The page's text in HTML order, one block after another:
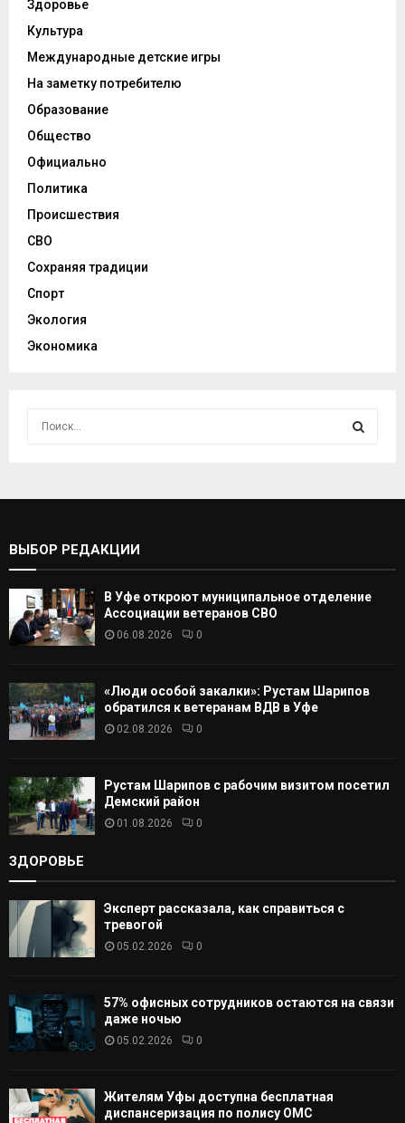
Здоровье
Культура
Международные детские игры
На заметку потребителю
Образование
Общество
Официально
Политика
Происшествия
СВО
Сохраняя традиции
Спорт
Экология
Экономика
С
А
ВЫБОР РЕДАКЦИИ
В Уфе откроют муниципальное отделение
Ассоциации ветеранов СВО
06.08.2026 0
«Люди особой закалки»: Рустам Шарипов
обратился к ветеранам ВДВ в Уфе
02.08.2026 0
Рустам Шарипов с рабочим визитом посетил
Демский район
01.08.2026 0
ЗДОРОВЬЕ
Эксперт рассказала, как справиться с
тревогой
05.02.2026 0
57% офисных сотрудников остаются на связи
даже ночью
05.02.2026 0
Жителям Уфы доступна бесплатная
диспансеризация по полису ОМС